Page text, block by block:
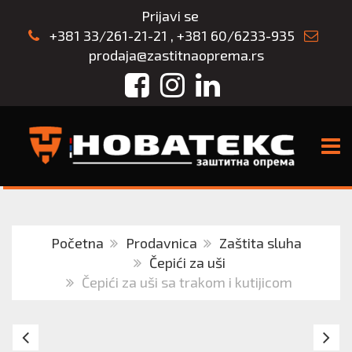
Prijavi se
+381 33/261-21-21 , +381 60/6233-935
prodaja@zastitnaoprema.rs
FacebookInstagram
LinkedIn
Početna Prodavnica
Zaštita sluha
Čepići za uši
Čepići za uši sa trakom i kutijicom
Čepovi